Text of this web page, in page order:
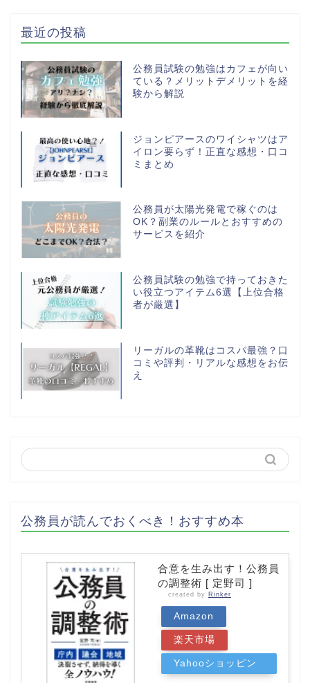
最近の投稿
公務員試験の勉強はカフェが向い
ている？メリットデメリットを経
験から解説
ジョンピアースのワイシャツはア
イロン要らず！正直な感想・口コ
ミまとめ
公務員が太陽光発電で稼ぐのは
OK？副業のルールとおすすめの
サービスを紹介
公務員試験の勉強で持っておきた
い役立つアイテム6選【上位合格
者が厳選】
リーガルの革靴はコスパ最強？口
コミや評判・リアルな感想をお伝
え
公務員が読んでおくべき！おすすめ本
合意を生み出す！公務員
の調整術 [ 定野司 ]
created by Rinker
Amazon
楽天市場
Yahooショッピン